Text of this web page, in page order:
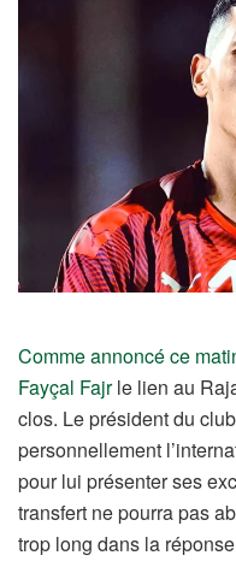
Comme annoncé ce
Fayçal Fajrle lien au
clos. Le président du
personnellement
pour lui présenter ses
transfert ne pourra pas
trop long dans la